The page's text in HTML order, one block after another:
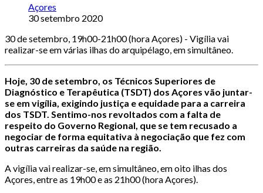
Açores
30 setembro 2020
30 de setembro, 19h00-21h00 (hora Açores) - Vigília vai
realizar-se em várias ilhas do arquipélago, em simultâneo.
Hoje, 30 de setembro, os Técnicos Superiores de
Diagnóstico e Terapêutica (TSDT) dos Açores vão juntar-
se em vigília, exigindo justiça e equidade para a carreira
dos TSDT. Sentimo-nos revoltados com a falta de
respeito do Governo Regional, que se tem recusado a
negociar de forma equitativa à negociação que fez com
outras carreiras da saúde na região.
A vigília vai realizar-se, em simultâneo, em oito ilhas dos
Açores, entre as 19h00 e as 21h00 (hora Açores).